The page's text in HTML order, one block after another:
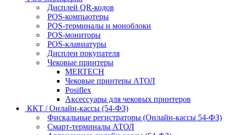
Дисплей QR-кодов
POS-компьютеры
POS-терминалы и моноблоки
POS-мониторы
POS-клавиатуры
Дисплеи покупателя
Чековые принтеры
MERTECH
Чековые принтеры АТОЛ
Posiflex
Аксессуары для чековых принтеров
ККТ / Онлайн-кассы (54-ФЗ)
Фискальные регистраторы (Онлайн-кассы 54-ФЗ)
Смарт-терминалы АТОЛ